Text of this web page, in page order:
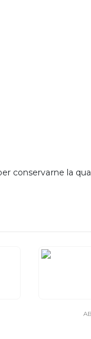
conservarne la